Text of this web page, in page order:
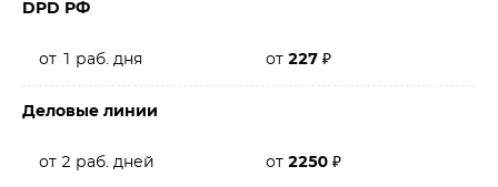
DPD РФ
от 1 раб. дня от 227 ₽
Деловые линии
от 2 раб. дней от 2250 ₽